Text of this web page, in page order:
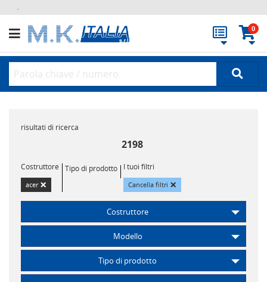
.
0
risultati di ricerca
2198
Costruttore
acer ×
Tipo di prodotto I tuoi filtri
Cancella filtri ×
Costruttore
Modello
Tipo di prodotto